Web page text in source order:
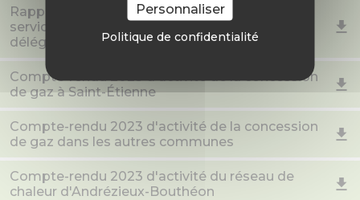
Rapport annuel 2023 sur le prix et qualité du
service public des transports publics par le
délégataire (la STAS)
Compte-rendu 2023 d'activité de la concession
de gaz à Saint-Étienne
Compte-rendu 2023 d'activité de la concession
de gaz dans les autres communes
Compte-rendu 2023 d'activité du réseau de
chaleur d'Andrézieux-Bouthéon
Personnaliser
Politique de confidentialité